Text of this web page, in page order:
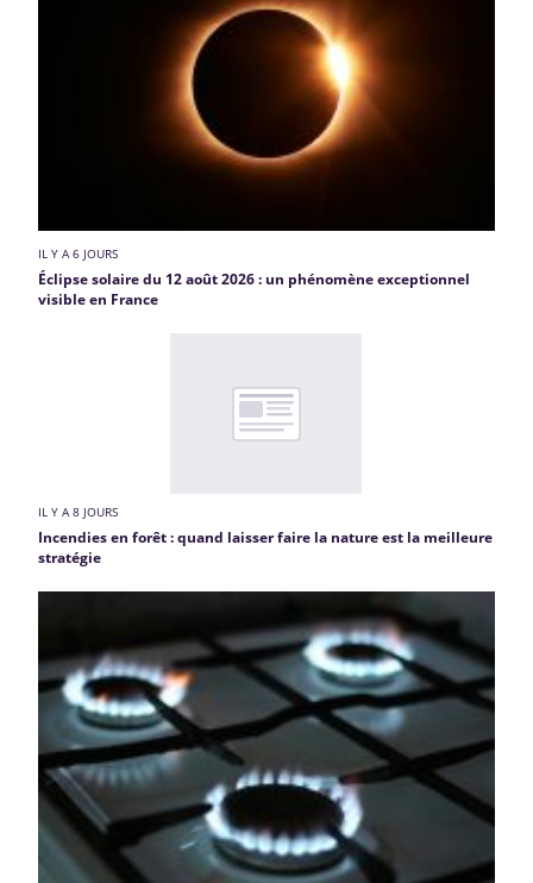
IL Y A 6 JOURS
Éclipse solaire du 12 août 2026 : un phénomène exceptionnel
visible en France
IL Y A 8 JOURS
Incendies en forêt : quand laisser faire la nature est la meilleure
stratégie